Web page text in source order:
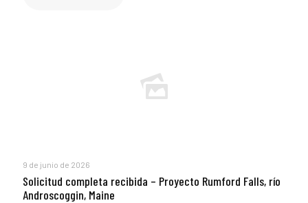
9 de junio de 2026
Solicitud completa recibida – Proyecto Rumford Falls, río
Androscoggin, Maine